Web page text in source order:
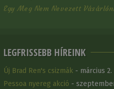
Egy Meg Nem Nevezett
LEGFRISSEBB HÍREINK
Új Brad Ren's csizmák - március 2.
Pessoa nyereg akció -